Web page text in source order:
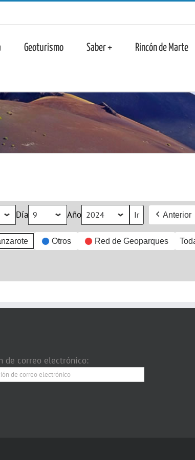
Geoturismo Saber + Rincón de Marte
Día Año Anterior
Otros Red de Geoparques
de correo electrónico: